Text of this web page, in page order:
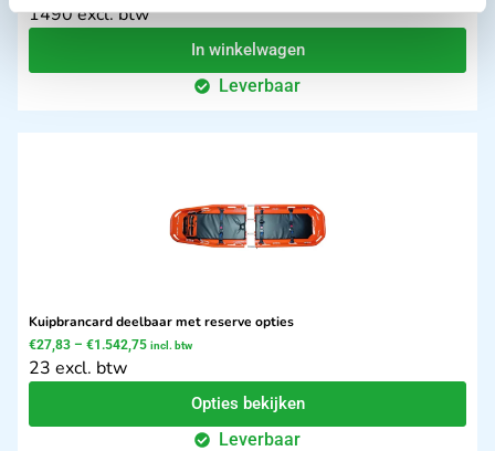
1490 excl. btw
In winkelwagen
Leverbaar
Kuipbrancard deelbaar met reserve opties
€27,83 – €1.542,75 incl. btw
23 excl. btw
Opties bekijken
Leverbaar